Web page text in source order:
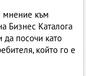
мнение към
Бизнес Каталогa
да посочи като
който го е